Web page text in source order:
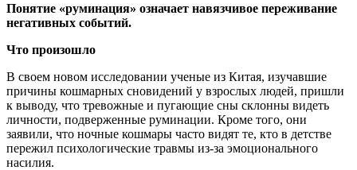
Понятие «руминация» означает навязчивое переживание
негативных событий.
Что произошло
В своем новом исследовании ученые из Китая, изучавшие
причины кошмарных сновидений у взрослых людей, пришли
к выводу, что тревожные и пугающие сны склонны видеть
личности, подверженные руминации. Кроме того, они
заявили, что ночные кошмары часто видят те, кто в детстве
пережил психологические травмы из-за эмоционального
насилия.